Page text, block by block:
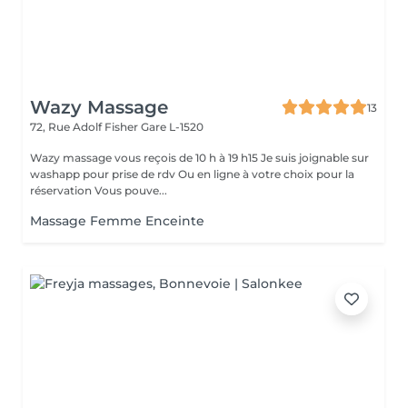
Wazy Massage
13
72, Rue Adolf Fisher Gare L-1520
Wazy massage vous reçois de 10 h à 19 h15 Je suis joignable sur
washapp pour prise de rdv Ou en ligne à votre choix pour la
réservation Vous pouve...
Massage Femme Enceinte